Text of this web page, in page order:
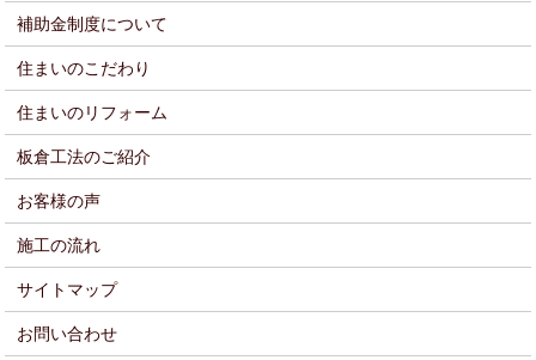
補助金制度について
住まいのこだわり
住まいのリフォーム
板倉工法のご紹介
お客様の声
施工の流れ
サイトマップ
お問い合わせ